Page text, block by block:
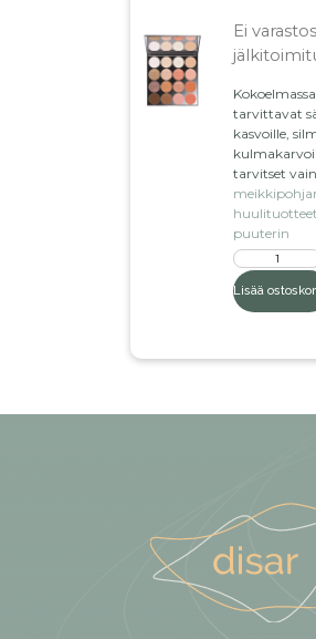
Ei
tarvittavat
kasvoille,
tarvitset vain
huulituotteet
puuterin
Lisää